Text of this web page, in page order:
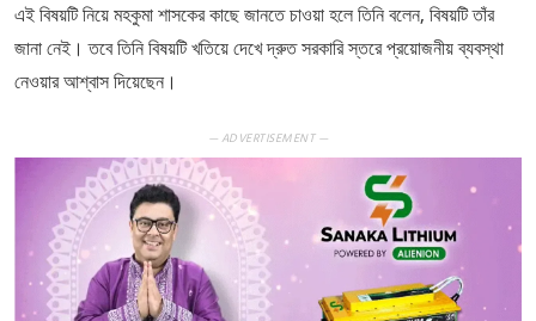
এই বিষয়টি নিয়ে মহকুমা শাসকের কাছে জানতে চাওয়া হলে তিনি বলেন, বিষয়টি তাঁর
জানা নেই। তবে তিনি বিষয়টি খতিয়ে দেখে দ্রুত সরকারি স্তরে প্রয়োজনীয় ব্যবস্থা
নেওয়ার আশ্বাস দিয়েছেন।
— ADVERTISEMENT —